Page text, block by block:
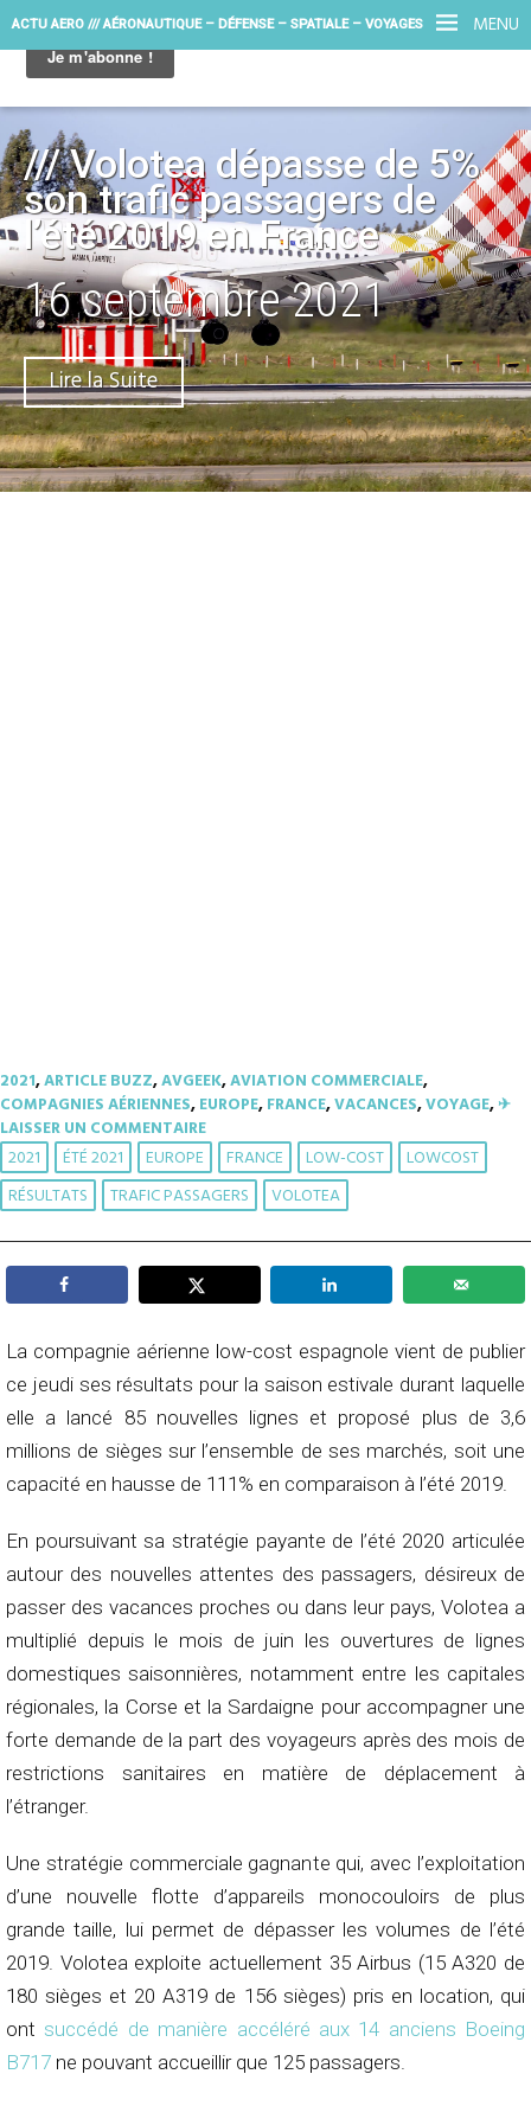
MENU
ACTU AERO /// AÉRONAUTIQUE – DÉFENSE – SPATIALE – VOYAGES
/// Volotea dépasse de 5%
son trafic passagers de
l’été 2019 en France
16 septembre 2021
Lire la Suite
2021,ARTICLE BUZZ,AVGEEK,AVIATION COMMERCIALE,
COMPAGNIES AÉRIENNES,EUROPE,FRANCE,VACANCES,VOYAGE,✈︎
LAISSER UN COMMENTAIRE
2021 ÉTÉ 2021 EUROPE FRANCE LOW-COST
LOWCOST
RÉSULTATS
TRAFIC PASSAGERS VOLOTEA
La compagnie aérienne low-cost espagnole vient de publier
ce jeudi ses résultats pour la saison estivale durant laquelle
elle a lancé 85 nouvelles lignes et proposé plus de 3,6
millions de sièges sur l’ensemble de ses marchés, soit une
capacité en hausse de 111% en comparaison à l’été 2019.
En poursuivant sa stratégie payante de l’été 2020 articulée
autour des nouvelles attentes des passagers, désireux de
passer des vacances proches ou dans leur pays, Volotea a
multiplié depuis le mois de juin les ouvertures de lignes
domestiques saisonnières, notamment entre les capitales
régionales, la Corse et la Sardaigne pour accompagner une
forte demande de la part des voyageurs après des mois de
restrictions sanitaires en matière de déplacement à
l’étranger.
Une stratégie commerciale gagnante qui, avec l’exploitation
d’une nouvelle flotte d’appareils monocouloirs de plus
grande taille, lui permet de dépasser les volumes de l’été
2019. Volotea exploite actuellement 35 Airbus (15 A320 de
180 sièges et 20 A319 de 156 sièges) pris en location, qui
ont succédé de manière accéléré aux 14 anciens Boeing
B717 ne pouvant accueillir que 125 passagers.